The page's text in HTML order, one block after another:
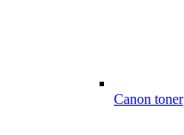
Canon toner